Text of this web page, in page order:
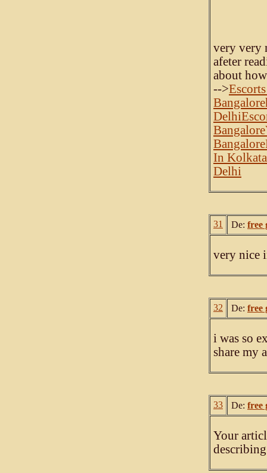
very very
afeter
about
-->
Bangalore
Delhi
Bangalore
Bangalore
In Kolkata
Delhi
31 De: free
very nice
32 De: free
i was so
share my
33 De: free
Your